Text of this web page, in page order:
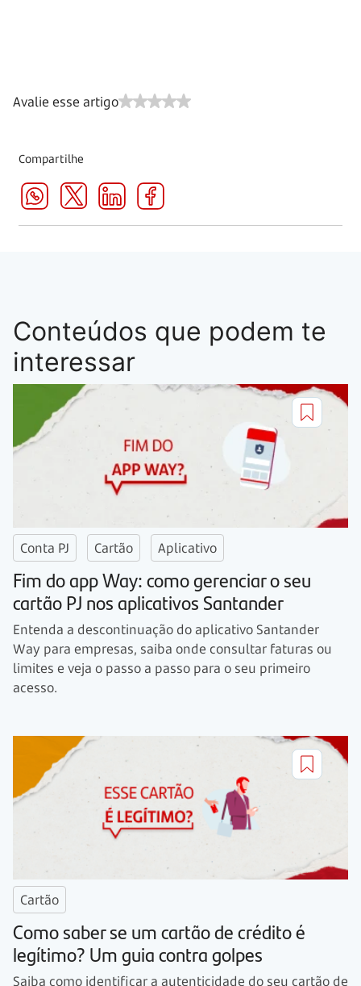
Avalie esse artigo
Compartilhe
Conteúdos que podem te
interessar
Conta PJ Cartão Aplicativo
Fim do app Way: como gerenciar o seu
cartão PJ nos aplicativos Santander
Entenda a descontinuação do aplicativo Santander
Way para empresas, saiba onde consultar faturas ou
limites e veja o passo a passo para o seu primeiro
acesso.
Cartão
Como saber se um cartão de crédito é
legítimo? Um guia contra golpes
Saiba como identificar a autenticidade do seu cartão de